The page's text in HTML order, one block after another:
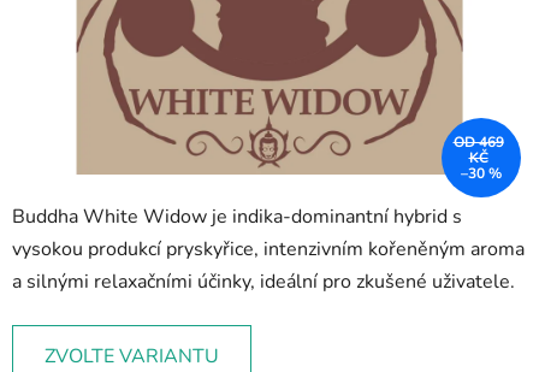
Buddha White Widow je indika-dominantní hybrid s
vysokou produkcí pryskyřice, intenzivním kořeněným aroma
a silnými relaxačními účinky, ideální pro zkušené uživatele.
ZVOLTE VARIANTU
OD 469
KČ
–30 %